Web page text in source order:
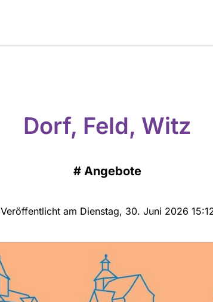
Dorf, Feld, Witz
# Angebote
Veröffentlicht am Dienstag, 30. Juni 2026